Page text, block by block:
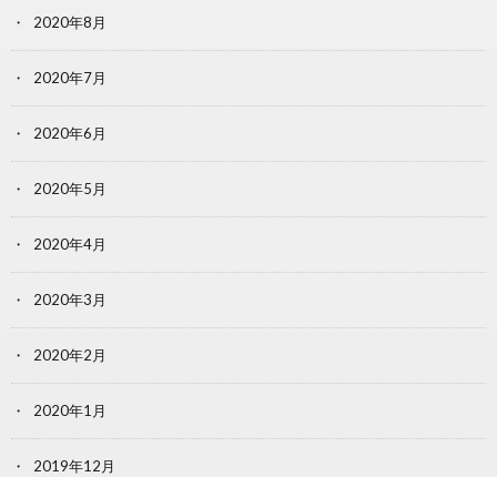
2020年8月
2020年7月
2020年6月
2020年5月
2020年4月
2020年3月
2020年2月
2020年1月
2019年12月